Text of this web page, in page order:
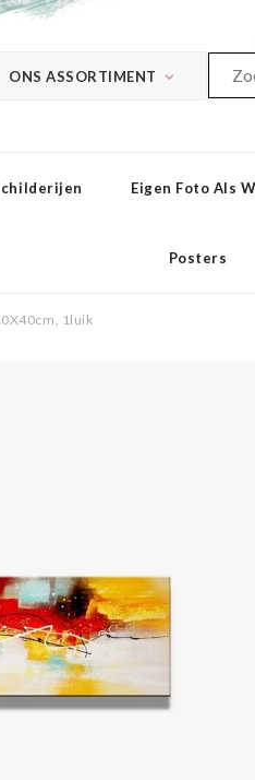
ONS ASSORTIMENT
Eigen Foto Als
Posters
1luik